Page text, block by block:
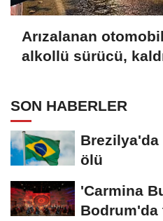
Arızalanan
alkollü sürücü,
SON HABERLER
ölü
'Carmina
Bodrum'da